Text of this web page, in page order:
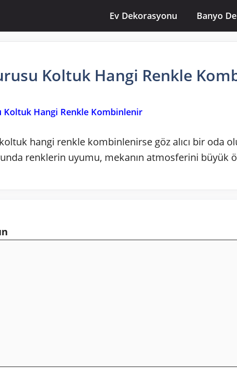
Ev Dekorasyonu Banyo
Koltuk Hangi Renkle
hangi renkle kombinlenirse göz alıcı bir oda
renklerin uyumu, mekanın atmosferini büyük